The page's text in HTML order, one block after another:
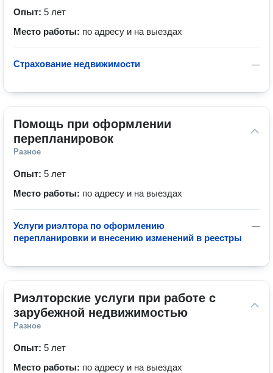
Опыт: 5 лет
Место работы: по адресу и на выездах
—
Страхование недвижимости
Помощь при оформлении
перепланировок
Разное
Опыт: 5 лет
Место работы: по адресу и на выездах
—
Услуги риэлтора по оформлению
перепланировки и внесению изменений в реестры
Риэлторские услуги при работе с
зарубежной недвижимостью
Разное
Опыт: 5 лет
Место работы: по адресу и на выездах